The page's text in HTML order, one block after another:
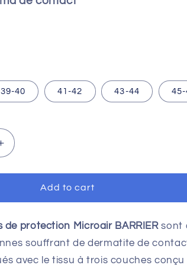
39-40 41-42 43-44 45-
Increase
quantity
for
Chaussons
MICROAIR®
-
taille
Add to cart
de protection Microair BARRIERsont
souffrant de dermatite de
avec le tissu à trois couches